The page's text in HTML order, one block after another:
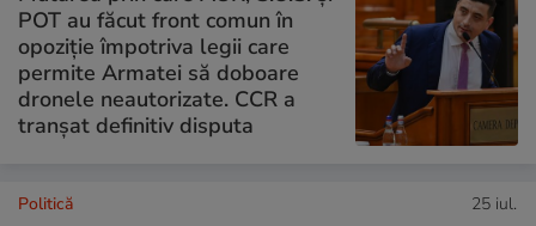
POT au făcut front comun în
opoziție împotriva legii care
permite Armatei să doboare
dronele neautorizate. CCR a
tranșat definitiv disputa
Politică 25 iul.